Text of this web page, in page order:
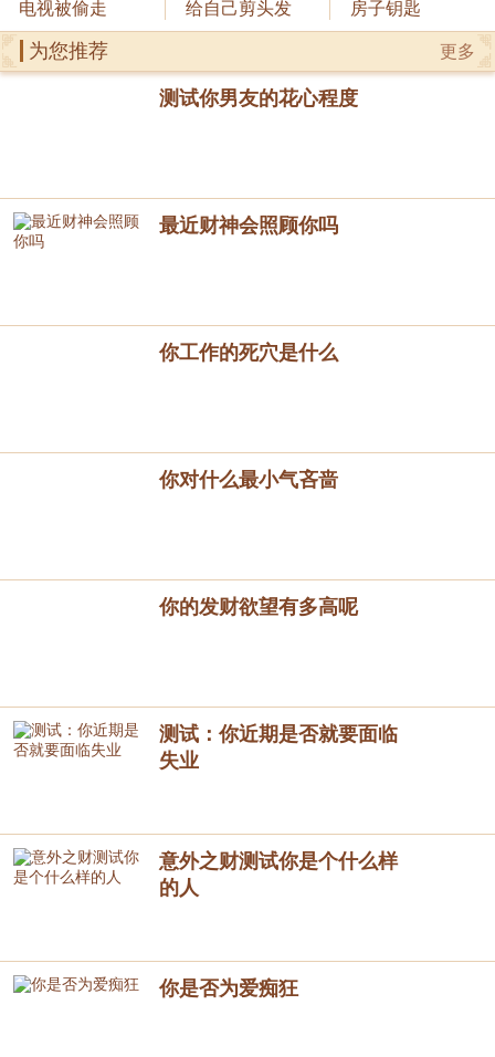
电视被偷走 给自己剪头发 房子钥匙
更多
为您推荐
测试你男友的花心程度
最近财神会照顾你吗
你工作的死穴是什么
你对什么最小气吝啬
你的发财欲望有多高呢
测试：你近期是否就要面临
失业
意外之财测试你是个什么样
的人
你是否为爱痴狂